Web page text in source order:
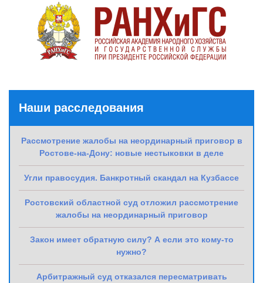
Наши расследования
Рассмотрение жалобы на неординарный приговор в
Ростове-на-Дону: новые нестыковки в деле
Угли правосудия. Банкротный скандал на Кузбассе
Ростовский областной суд отложил рассмотрение
жалобы на неординарный приговор
Закон имеет обратную силу? А если это кому-то
нужно?
Арбитражный суд отказался пересматривать